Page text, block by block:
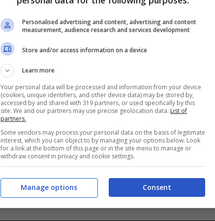
Personalised advertising and content, advertising and content
measurement, audience research and services development
Store and/or access information on a device
Learn more
Your personal data will be processed and information from your device
(cookies, unique identifiers, and other device data) may be stored by,
accessed by and shared with 319 partners, or used specifically by this
site. We and our partners may use precise geolocation data. List of
partners.
Some vendors may process your personal data on the basis of legitimate
interest, which you can object to by managing your options below. Look
for a link at the bottom of this page or in the site menu to manage or
withdraw consent in privacy and cookie settings.
Consent
Manage options